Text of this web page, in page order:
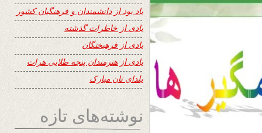
یاد بود از دانشمندان و فرهنگیان کشور
یادی از خاطرات گذشته
یادی از فرهیختگان
یادی از هنرمندان پنجه طلایی هرات
یلدای تان مبارک
نوشته‌های تازه